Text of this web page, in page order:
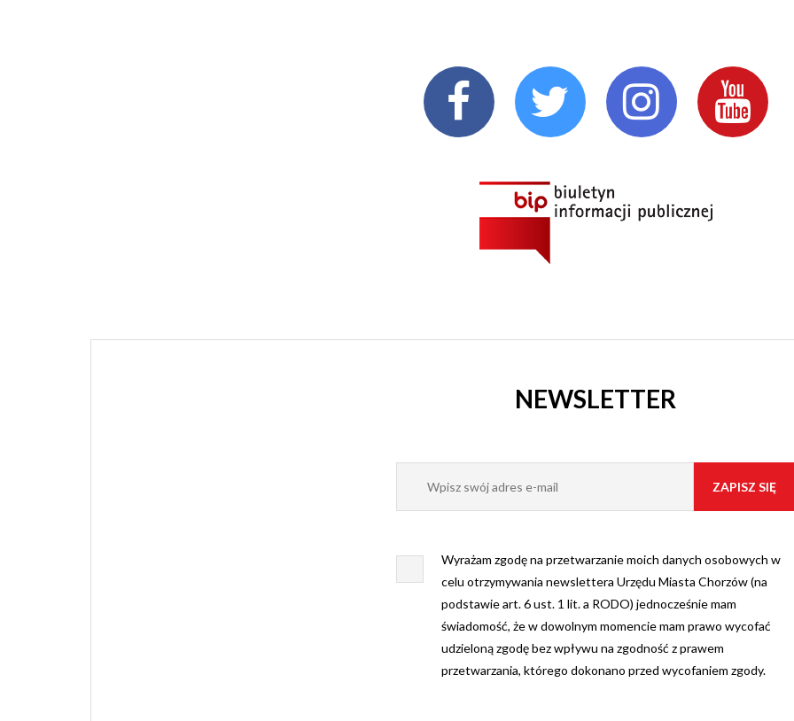
NEWSLETTER
Wyrażam zgodę na przetwarzanie moich danych osobowych w
celu otrzymywania newslettera Urzędu Miasta Chorzów (na
podstawie art. 6 ust. 1 lit. a RODO) jednocześnie mam
świadomość, że w dowolnym momencie mam prawo wycofać
udzieloną zgodę bez wpływu na zgodność z prawem
przetwarzania, którego dokonano przed wycofaniem zgody.